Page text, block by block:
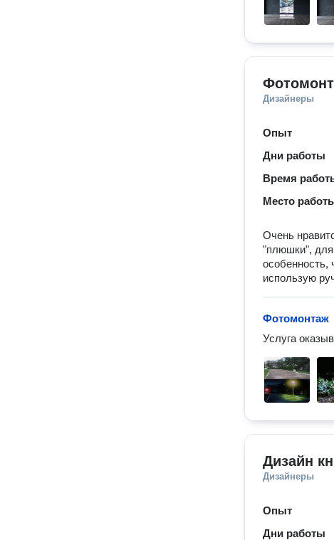
Дизайнеры
Опыт
Дни работы
Время
Место
Очень
"плюшки",
особенность,
использую
Фотомонтаж
Услуга
Дизайн
Дизайнеры
Опыт
Дни работы